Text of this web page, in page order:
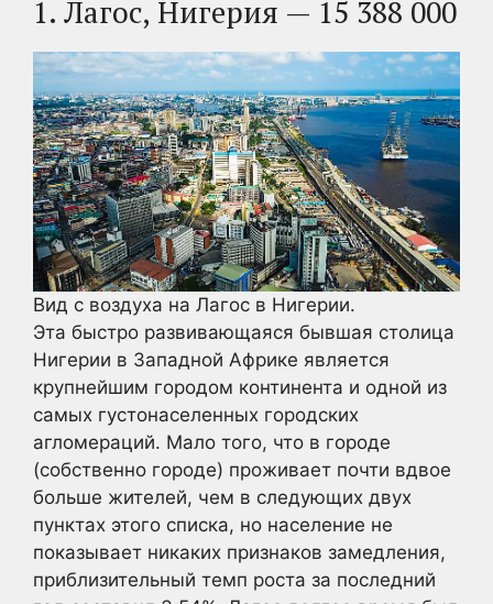
1. Лагос, Нигерия — 15 388 000
Вид с воздуха на Лагос в Нигерии.
Эта быстро развивающаяся бывшая столица
Нигерии в Западной Африке является
крупнейшим городом континента и одной из
самых густонаселенных городских
агломераций. Мало того, что в городе
(собственно городе) проживает почти вдвое
больше жителей, чем в следующих двух
пунктах этого списка, но население не
показывает никаких признаков замедления,
приблизительный темп роста за последний